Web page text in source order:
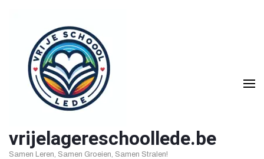
inhoud
vrijelagereschoollede.be
Samen Leren, Samen Groeien, Samen Stralen!